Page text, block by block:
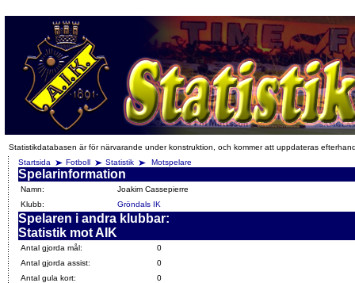
Statistikdatabasen är för närvarande under konstruktion, och kommer att uppdateras
Startsida
Fotboll Statistik Motspelare
Spelarinformation
Namn:
Joakim Cassepierre
Klubb:
Gröndals IK
Spelaren i andra klubbar:
Statistik mot AIK
Antal gjorda mål:
0
Antal gjorda assist:
0
Antal gula kort:
0